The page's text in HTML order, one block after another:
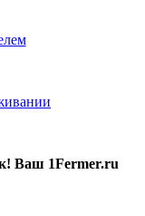
Ваш 1Fermer.ru